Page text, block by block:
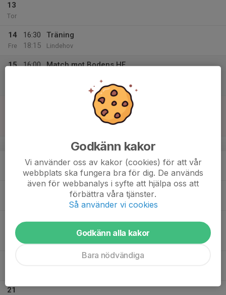
13
Tor
14
Fre
16:30
18:15
Träning
Lindehov
15
16:00
Match mot Bodens HF
Match mot Piteå HC
Hockeyettan Norra
v.47
16:15
18:00
Träning
Lindehov
Träning
Lindehov
Ons
19:00
Match mot Enköpings SK HK
Hockeyettan Norra
21
Godkänn kakor
Vi använder oss av kakor (cookies) för att vår
webbplats ska fungera bra för dig. De används
även för webbanalys i syfte att hjälpa oss att
förbättra våra tjänster.
Så använder vi cookies
Godkänn alla kakor
Bara nödvändiga